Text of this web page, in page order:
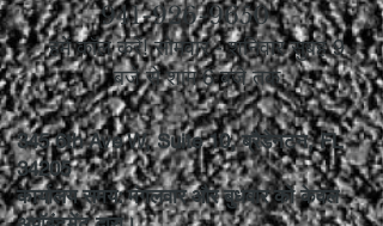
941-926-9650
हमें कॉल करें! सोमवार - शनिवार सुबह 9
बजे से शाम 6 बजे तक
345 6th Ave W, Suite 10, ब्रैडेनटन, FL
34205
कार्यालय समय: मंगलवार और बुधवार को केवल